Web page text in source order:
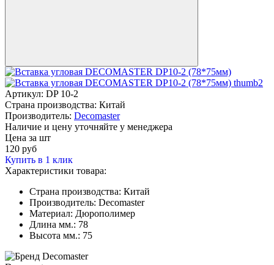
Артикул: DP 10-2
Страна производства: Китай
Производитель: Decomaster
Наличие и цену уточняйте у менеджера
Цена за шт
120 руб
Купить в 1 клик
Характеристики товара:
Страна производства: Китай
Производитель: Decomaster
Материал: Дюрополимер
Длина мм.: 78
Высота мм.: 75